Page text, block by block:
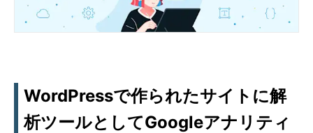
WordPressで作られたサイトに解
析ツールとしてGoogleアナリティ